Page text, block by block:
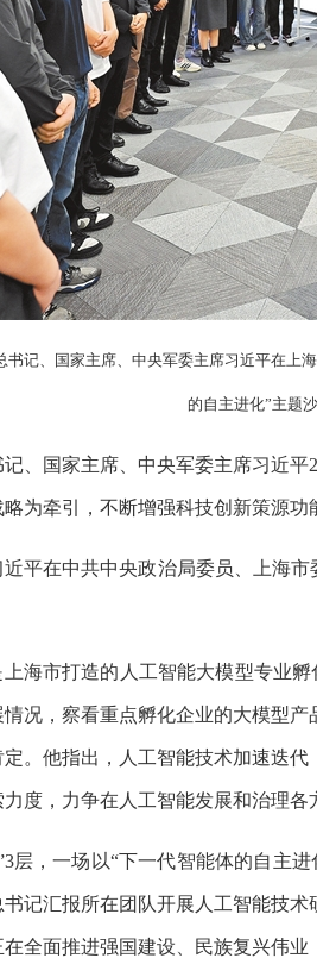
书记、国家主席、中央军委主席习近平在上
的自主进化”主题
国家主席、中央军委主席习近平
为牵引，不断增强科技创新策源
在中共中央政治局委员、上海市
市打造的人工智能大模型专业孵
情况，察看重点孵化企业的大模型
。他指出，人工智能技术加速迭
度，力争在人工智能发展和治理各
，一场以“下一代智能体的自主进
记汇报所在团队开展人工智能技
在全面推进强国建设、民族复兴伟